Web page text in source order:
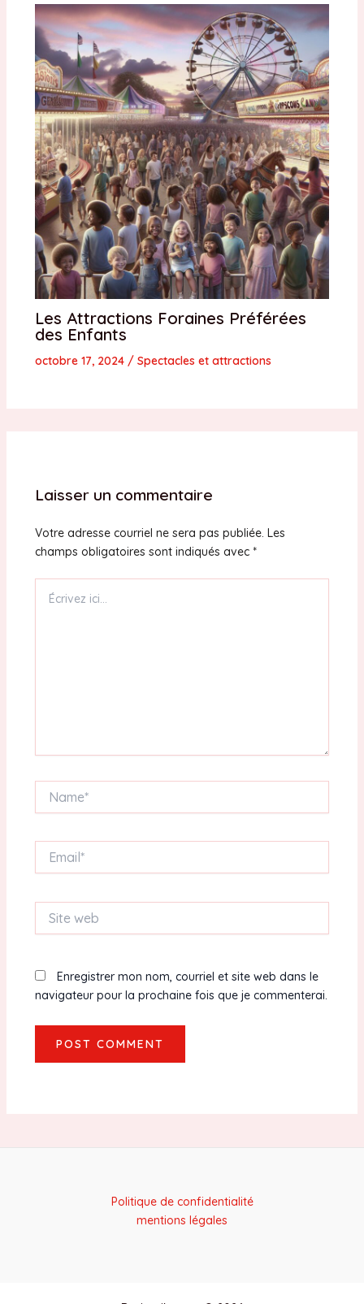
Les Attractions Foraines Préférées
des Enfants
octobre 17, 2024 / Spectacles et attractions
Laisser un commentaire
Votre adresse courriel ne sera pas publiée. Les
champs obligatoires sont indiqués avec *
ici…
web
Enregistrer mon nom, courriel et site web dans le
navigateur pour la prochaine fois que je commenterai.
Politique de confidentialité
mentions légales